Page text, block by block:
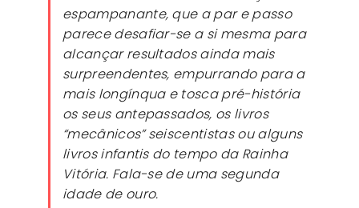
espampanante, que a par e passo
parece desafiar-se a si mesma para
alcançar resultados ainda mais
surpreendentes, empurrando para a
mais longínqua e tosca pré-história
os seus antepassados, os livros
“mecânicos” seiscentistas ou alguns
livros infantis do tempo da Rainha
Vitória. Fala-se de uma segunda
idade de ouro.